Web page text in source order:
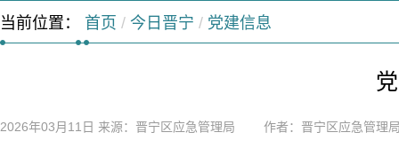
当前位置： 首页 / 今日晋宁 / 党建信息
2026年03月11日 来源：晋宁区应急管理局 作者：晋宁区应急管理